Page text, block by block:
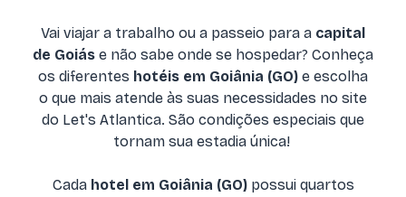
Vai viajar a trabalho ou a passeio para a capital
de Goiás e não sabe onde se hospedar? Conheça
os diferentes hotéis em Goiânia (GO) e escolha
o que mais atende às suas necessidades no site
do Let's Atlantica. São condições especiais que
tornam sua estadia única!
Cadahotel em Goiânia (GO) possui quartos